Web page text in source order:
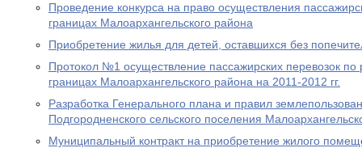
Проведение конкурса на право осуществления
границах Малоархангельского района
Приобретение жилья для детей, оставшихся без
Протокол №1 осуществление пассажирских перевозок
границах Малоархангельского района на 2011-2012 гг.
Разработка Генерального плана и правил
Подгородненского сельского поселения
Муниципальный контракт на приобретение жилого